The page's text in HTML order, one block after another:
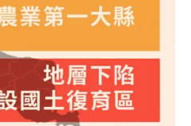
過關，僅澎湖縣遭退回一
有解由於「農變建」歷史難
一度卡關，成為18縣市唯一
後，14日再度送入國審大
獲得通過。